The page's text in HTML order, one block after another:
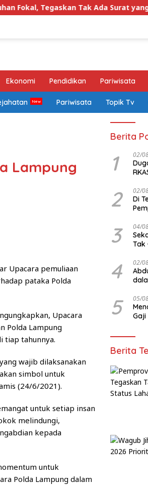
Tak Ada Surat yang
Ekonomi Pendidikan Pariwisata
Pariwisata Topik Tv
Lampung
Upacara pemuliaan
pataka Polda
Upacara
Polda Lampung
tiap tahunnya.
wajib dilaksanakan
simbol untuk
(24/6/2021).
untuk setiap insan
melindungi,
kepada
untuk
Polda Lampung dalam
Berita
1 02/
2 02/
Di
3 04/
Tak
4 02/
5 05/
Gaji
Berita